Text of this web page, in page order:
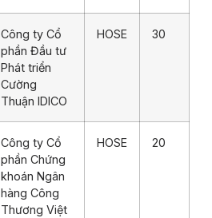
Công ty Cổ
phần Đầu tư
Phát triển
Cường
Thuận IDICO
HOSE 30
Công ty Cổ
phần Chứng
khoán Ngân
hàng Công
Thương Việt
HOSE 20